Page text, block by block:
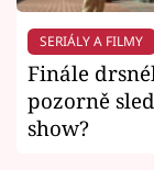
SERIÁLY A FILMY
Finále
pozorně
show?